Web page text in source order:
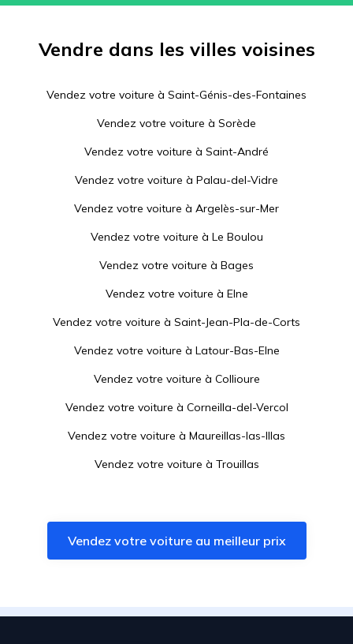
Vendre dans les villes voisines
Vendez votre voiture à Saint-Génis-des-Fontaines
Vendez votre voiture à Sorède
Vendez votre voiture à Saint-André
Vendez votre voiture à Palau-del-Vidre
Vendez votre voiture à Argelès-sur-Mer
Vendez votre voiture à Le Boulou
Vendez votre voiture à Bages
Vendez votre voiture à Elne
Vendez votre voiture à Saint-Jean-Pla-de-Corts
Vendez votre voiture à Latour-Bas-Elne
Vendez votre voiture à Collioure
Vendez votre voiture à Corneilla-del-Vercol
Vendez votre voiture à Maureillas-las-Illas
Vendez votre voiture à Trouillas
Vendez votre voiture àThéza
Vendez votre voiture àVilleneuve-de-la-Raho
Vendez votre voiture au meilleur prix